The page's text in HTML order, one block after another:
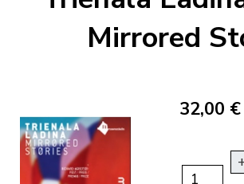
Mirrored
32,00 €